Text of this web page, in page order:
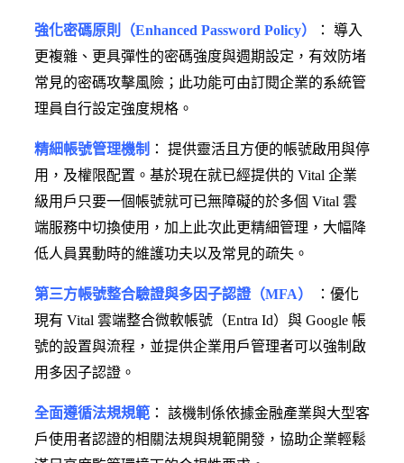
強化密碼原則（Enhanced Password Policy）
： 導入
更複雜、更具彈性的密碼強度與週期設定，有效防堵
常見的密碼攻擊風險；此功能可由訂閱企業的系統管
理員自行設定強度規格。
精細帳號管理機制 ： 提供靈活且方便的帳號啟用與停
用，及權限配置。基於現在就已經提供的 Vital 企業
級用戶只要一個帳號就可已無障礙的於多個 Vital 雲
端服務中切換使用，加上此次此更精細管理，大幅降
低人員異動時的維護功夫以及常見的疏失。
第三方帳號整合驗證與多因子認證（MFA）
：優化
現有 Vital 雲端整合微軟帳號（Entra Id）與 Google 帳
號的設置與流程，並提供企業用戶管理者可以強制啟
用多因子認證。
全面遵循法規規範 ： 該機制係依據金融產業與大型客
戶使用者認證的相關法規與規範開發，協助企業輕鬆